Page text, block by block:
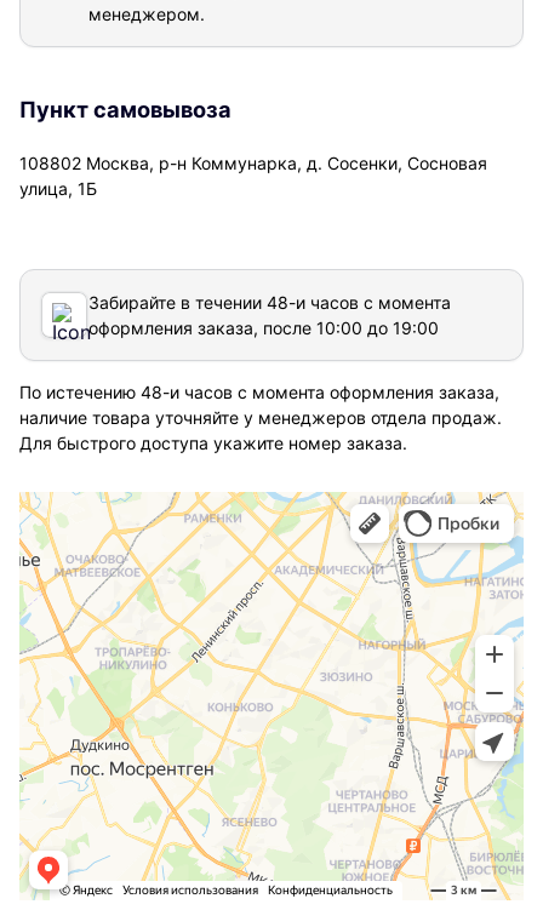
менеджером.
Пункт самовывоза
108802 Москва, р-н Коммунарка, д. Сосенки, Сосновая
улица, 1Б
Забирайте в течении 48-и часов с момента
оформления заказа, после 10:00 до 19:00
По истечению 48-и часов с момента оформления заказа,
наличие товара уточняйте у менеджеров отдела продаж.
Для быстрого доступа укажите номер заказа.